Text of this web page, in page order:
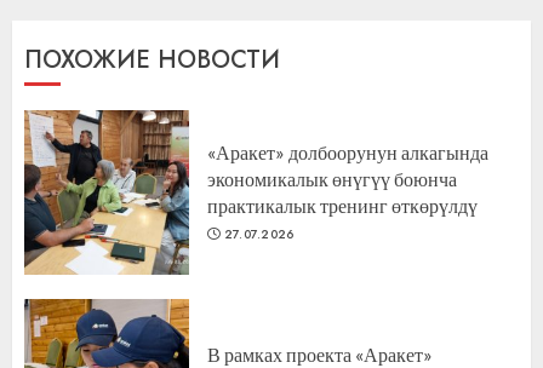
ПОХОЖИЕ НОВОСТИ
«Аракет» долбоорунун алкагында
экономикалык өнүгүү боюнча
практикалык тренинг өткөрүлдү
27.07.2026
В рамках проекта «Аракет»